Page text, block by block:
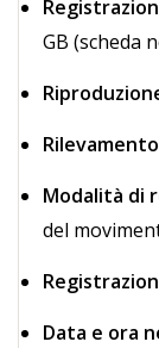
GB (scheda
Modalità di
del
Data e ora